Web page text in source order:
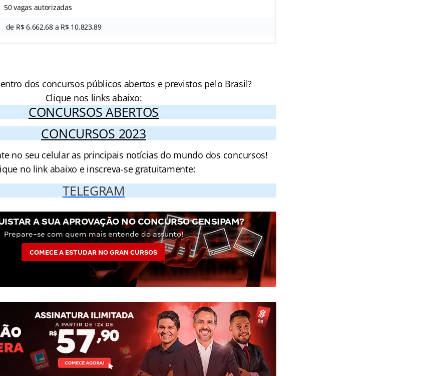
50 vagas autorizadas
de R$ 6.662,68 a R$ 10.823,89
dos concursos públicos abertos e previstos pelo Brasil?
Clique nos links abaixo:
CONCURSOS ABERTOS
CONCURSOS 2023
no seu celular as principais notícias do mundo dos concursos!
no link abaixo e inscreva-se gratuitamente:
TELEGRAM
A SUA APROVAÇÃO NO CONCURSO CENSIPAM?
Prepare-se com quem mais entende do assunto!
COMECE A ESTUDAR NO GRAN CURSOS